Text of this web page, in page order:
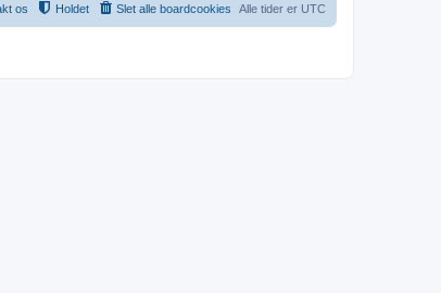
Alle tider er UTC
Slet alle boardcookies
Holdet
os